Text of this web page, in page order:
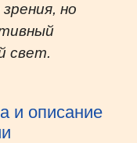
но
свет.
и описание